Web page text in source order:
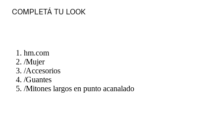
COMPLETÁ TU LOOK
hm.com
/Mujer
/Accesorios
/Guantes
/Mitones largos en punto acanalado